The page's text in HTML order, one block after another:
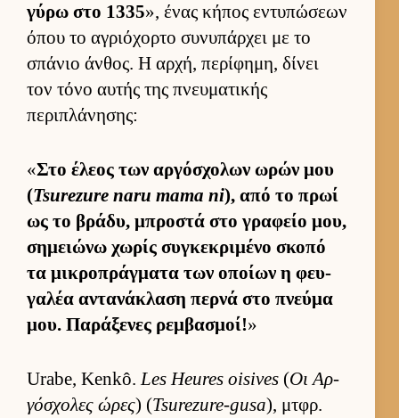
γύρω στο 1335», ένας κήπος εντυπώσεων
όπου το αγριόχορτο συνυπάρ­χει με το
σπάνιο άν­θος. Η αρ­χή, περίφημη, δίνει
τον τόνο αυ­τής της πνευ­ματικής
περιπλάνησης:
«Στο έλεος των αρ­γόσχολων ωρών μου
(Tsurezure naru mama ni), από το πρωί
ως το βράδυ, μπροστά στο γραφείο μου,
σημειώνω χωρίς συγκεκριμένο σκοπό
τα μικροπράγ­ματα των οποίων η φευ­
γαλέα αντανάκλαση περνά στο πνεύμα
μου. Παράξενες ρεμ­βασμοί!»
Urabe, Kenkô. Les Heures oisives (Οι Αρ­
γόσχολες ώρες) (Tsurezure-gusa), μτ­φρ.